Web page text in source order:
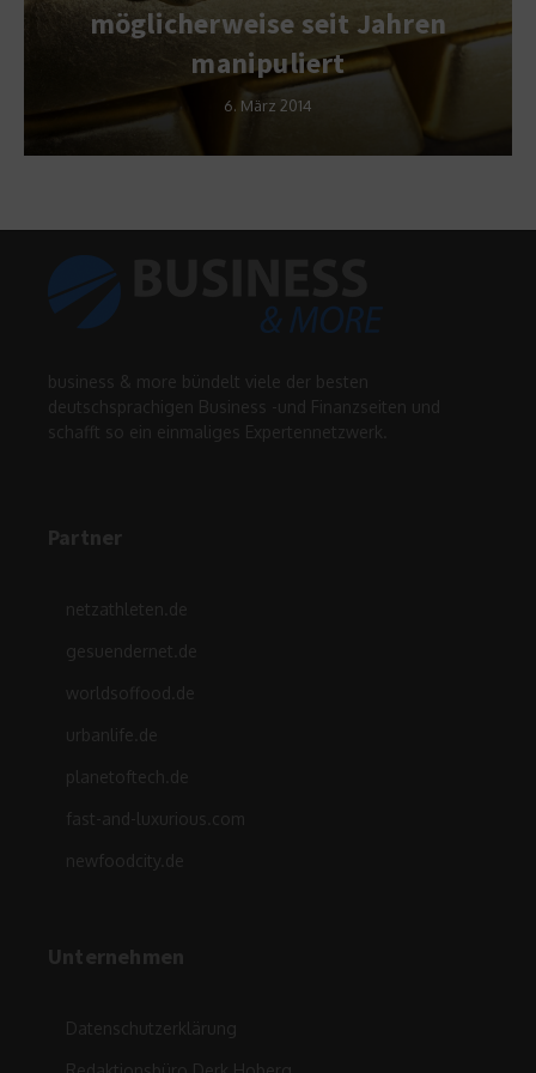
möglicherweise seit Jahren
manipuliert
6. März 2014
business & more bündelt viele der besten
deutschsprachigen Business -und Finanzseiten und
schafft so ein einmaliges Expertennetzwerk.
Partner
netzathleten.de
gesuendernet.de
worldsoffood.de
urbanlife.de
planetoftech.de
fast-and-luxurious.com
newfoodcity.de
Unternehmen
Datenschutzerklärung